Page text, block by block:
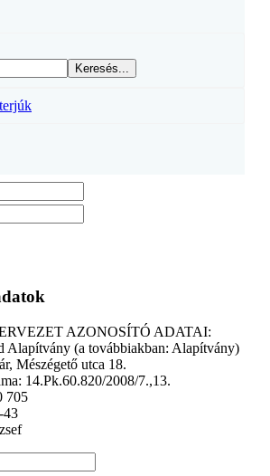
Keresés...
AZONOSÍTÓ ADATAI:
Alapítvány (a továbbiakban: Alapítvány)
Mészégető utca 18.
14.Pk.60.820/2008/7.,13.
705
43